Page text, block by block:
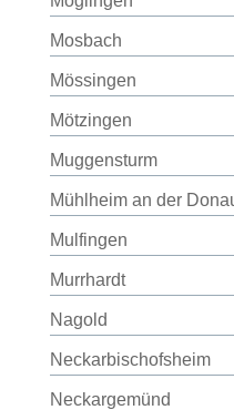
Mosbach
Mössingen
Mötzingen
Muggensturm
Mühlheim an der
Mulfingen
Murrhardt
Nagold
Neckarbischofsheim
Neckargemünd